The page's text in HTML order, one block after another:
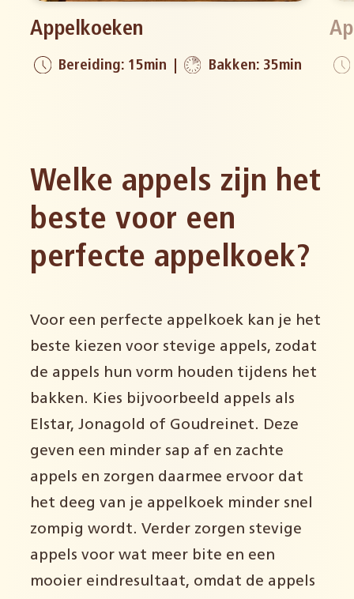
Appelkoeken
Bereiding: 15min Bakken: 35min
Welke appels zijn het
beste voor een
perfecte appelkoek?
Voor een perfecte appelkoek kan je het
beste kiezen voor stevige appels, zodat
de appels hun vorm houden tijdens het
bakken. Kies bijvoorbeeld appels als
Elstar, Jonagold of Goudreinet. Deze
geven een minder sap af en zachte
appels en zorgen daarmee ervoor dat
het deeg van je appelkoek minder snel
zompig wordt. Verder zorgen stevige
appels voor wat meer bite en een
mooier eindresultaat, omdat de appels